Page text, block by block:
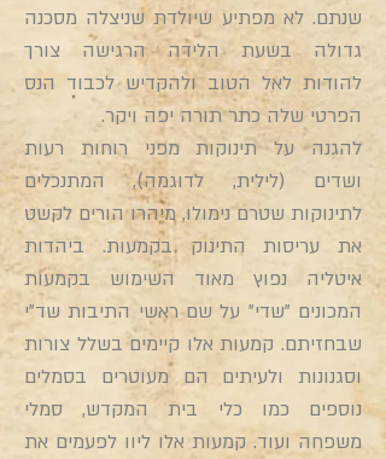
שנתם. לא מפתיע שיולדת שניצלה מסכנה
גדולה בשעת הלידה הרגישה צורך
להודות לאל הטוב ולהקדיש לכבוד הנס
הפרטי שלה כתר תורה יפה ויקר.
להגנה על תינוקות מפני רוחות רעות
ושדים (לילית, לדוגמה), המתנכלים
לתינוקות שטרם נימולו, מיהרו הורים לקשט
את עריסות התינוק בקמעות. ביהדות
איטליה נפוץ מאוד השימוש בקמעות
המכונים "שדי" על שם ראשי התיבות שד"י
שבחזיתם. קמעות אלו קיימים בשלל צורות
וסגנונות ולעיתים הם מעוטרים בסמלים
נוספים כמו כלי בית המקדש, סמלי
משפחה ועוד. קמעות אלו ליוו לפעמים את